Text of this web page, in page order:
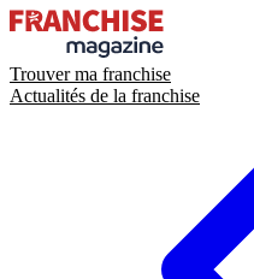
Trouver ma franchise
Actualités de la franchise